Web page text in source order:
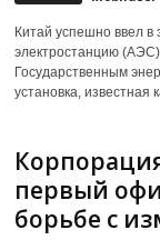
Китай успешно ввел
электростанцию
Государственным
установка, известная
первый
борьбе с